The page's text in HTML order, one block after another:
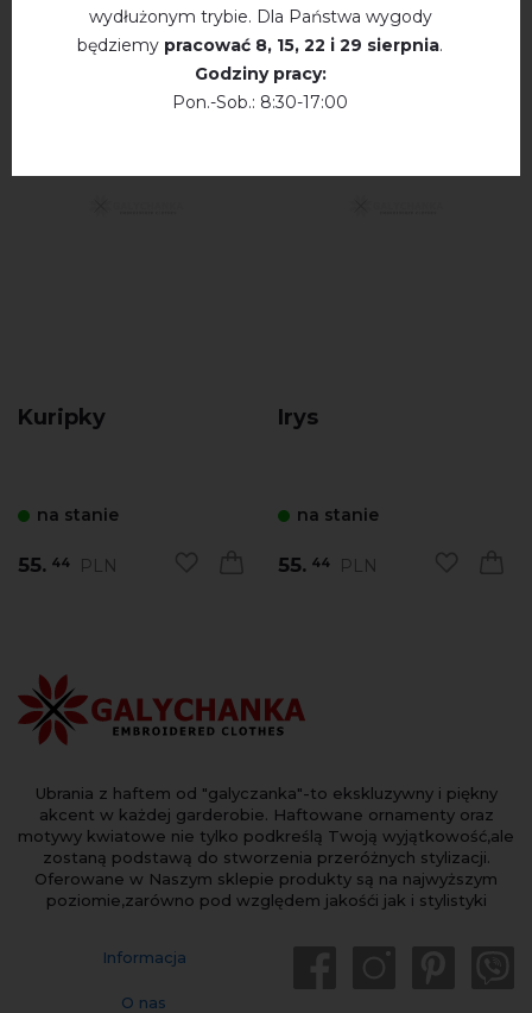
Kuripky
na stanie
55. 44 PLN
Irys
na stanie
55. 44 PLN
Ubrania z haftem od "galyczanka"-to ekskluzywny i piękny
akcent w każdej garderobie. Haftowane ornamenty oraz
motywy kwiatowe nie tylko podkreślą Twoją wyjątkowość,ale
zostaną podstawą do stworzenia przeróżnych stylizacji.
Oferowane w Naszym sklepie produkty są na najwyższym
poziomie,zarówno pod względem jakośći jak i stylistyki
Informacja
O nas
wydłużonym trybie. Dla Państwa wygody
będziemy pracować 8, 15, 22 і 29 sierpnia.
Godziny pracy:
Pon.-Sob.: 8:30-17:00